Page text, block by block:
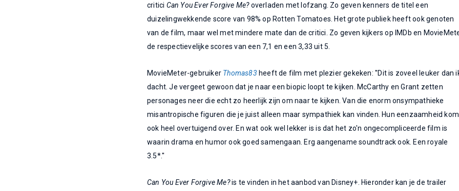
critici Can You Ever Forgive Me?overladen met lofzang. Zo geven kenners de titel een
duizelingwekkende score van 98% op Rotten Tomatoes. Het grote publiek heeft ook genoten
van de film, maar wel met mindere mate dan de critici. Zo geven kijkers op IMDb en
de respectievelijke scores van een 7,1 en een 3,33 uit 5.
MovieMeter-gebruiker Thomas83 heeft de film met plezier gekeken: ''Dit is zoveel leuker dan
dacht. Je vergeet gewoon dat je naar een biopic loopt te kijken. McCarthy en Grant zetten
personages neer die echt zo heerlijk zijn om naar te kijken. Van die enorm onsympathieke
misantropische figuren die je juist alleen maar sympathiek kan vinden. Hun eenzaamheid
ook heel overtuigend over. En wat ook wel lekker is is dat het zo'n ongecompliceerde film is
waarin drama en humor ook goed samengaan. Erg aangename soundtrack ook. Een royale
3.5*.''
Can You Ever Forgive Me?is te vinden in het aanbod van Disney+. Hieronder kan je de trailer